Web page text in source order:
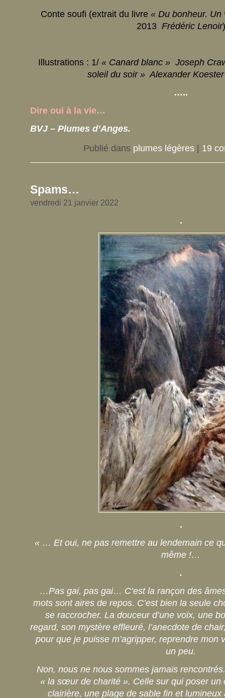
Conte soufi (extrait du livre « Du bonheur.
2013 Frédéric Lenoir)
Illustrations : 1/ « Canard blanc » Joseph
soleil du soir » Alexander
…..
Dire oui à la vie…
BVJ – Plumes d’Anges.
Publié dans plumes légères| 19
Spams…
vendredi 21 janvier 2022
.
.
« … Et oui, ne pas remettre au lendemain ce
même !…
.
…Pas gai, pas gai… C’est la rançon des
mots sont aires de repos. C’est bien la seule
se raccrocher. La douceur d’une voix, une
regard, son mystère effleuré, l’anecdote de
pour que je puisse m’agripper, reprendre mon
un peu.
Non, nous ne nous sommes jamais
« la sœur de charité ». Celle sur qui poser
clairière, une plage de sable fin et